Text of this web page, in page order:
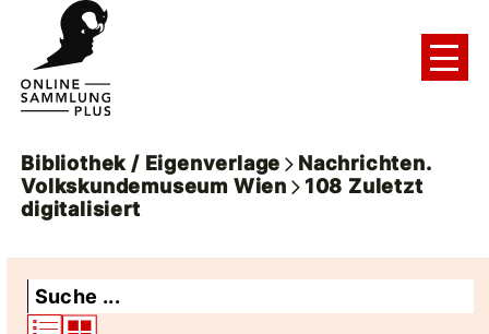
Bibliothek / Eigenverlage
Nachrichten.
Volkskundemuseum Wien
108 Zuletzt
digitalisiert